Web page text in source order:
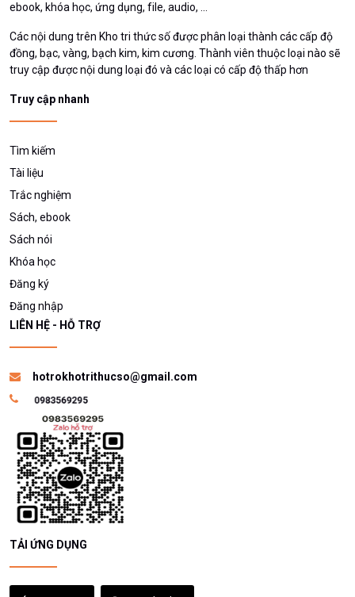
ebook, khóa học, ứng dụng, file, audio, ...
Các nội dung trên Kho tri thức số được phân loại thành các cấp độ
đồng, bạc, vàng, bạch kim, kim cương. Thành viên thuộc loại nào sẽ
truy cập được nội dung loại đó và các loại có cấp độ thấp hơn
Truy cập nhanh
Tìm kiếm
Tài liệu
Trắc nghiệm
Sách, ebook
Sách nói
Khóa học
Đăng ký
Đăng nhập
LIÊN HỆ - HỖ TRỢ
hotrokhotrithucso@gmail.com
TẢI ỨNG DỤNG